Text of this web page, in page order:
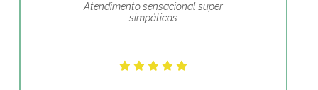
Atendimento sensacional super
simpáticas